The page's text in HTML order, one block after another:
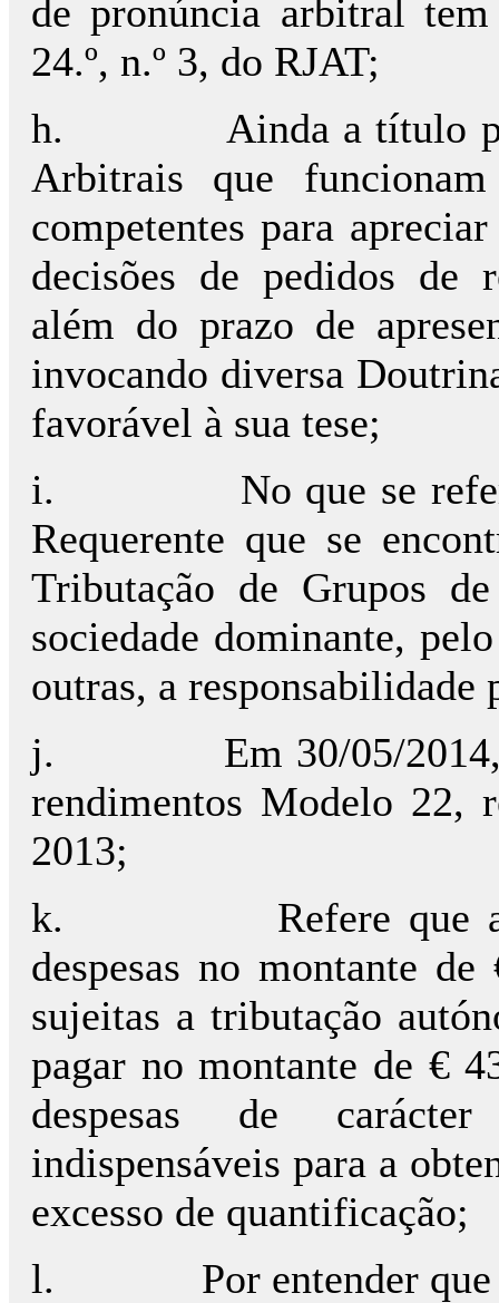
de pronúncia arbitral
24.º, n.º 3, do RJAT;
h.
Ainda a título
Arbitrais que
competentes para
decisões de pedidos de
além do prazo de
invocando diversa
favorável à sua tese;
i.
No que se
Requerente que se
Tributação de Grupos
sociedade dominante,
outras, a
j.
Em 30/05/
rendimentos Modelo 22,
2013;
k.
Refere que
despesas no montante
sujeitas a tributação
pagar no montante de €
despesas de
indispensáveis para a
excesso de quantificação;
l.
Por entender